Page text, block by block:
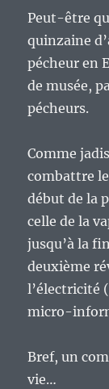
Peut-être
quinzaine
pécheur en
de musée,
pécheurs.
Comme
combattre
début de la
celle de la
jusqu’à la
deuxième
l’électricité
micro-
Bref, un
vie…